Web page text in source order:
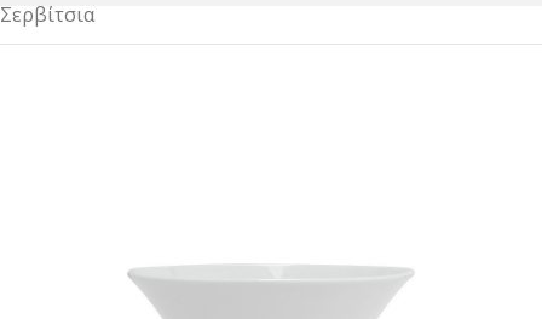
Σερβίτσια